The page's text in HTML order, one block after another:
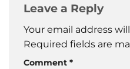
Leave a Reply
Your email address
Required fields are
Comment *